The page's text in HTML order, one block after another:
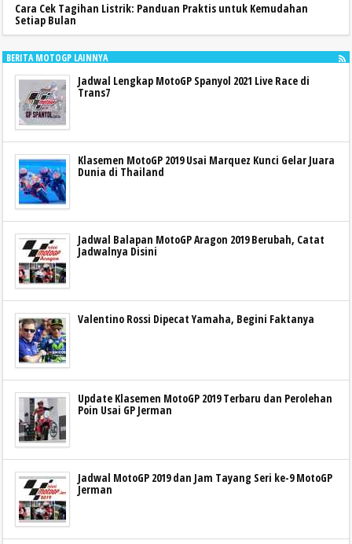
Cara Cek Tagihan Listrik: Panduan Praktis untuk Kemudahan
Setiap Bulan
BERITA MOTOGP LAINNYA
Jadwal Lengkap MotoGP Spanyol 2021 Live Race di
Trans7
Klasemen MotoGP 2019 Usai Marquez Kunci Gelar Juara
Dunia di Thailand
Jadwal Balapan MotoGP Aragon 2019 Berubah, Catat
Jadwalnya Disini
Valentino Rossi Dipecat Yamaha, Begini Faktanya
Update Klasemen MotoGP 2019 Terbaru dan Perolehan
Poin Usai GP Jerman
Jadwal MotoGP 2019 dan Jam Tayang Seri ke-9 MotoGP
Jerman